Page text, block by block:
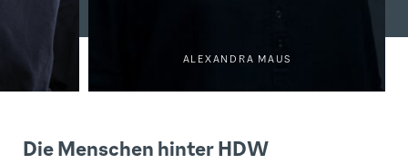
ALEXANDRA MAUS
Die Menschen hinter HDW